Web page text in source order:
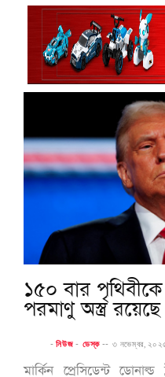
১৫০ বার
পরমাণু অস্ত্র রয়েছে
-নিউজ - ডেস্ক -- ৩ নভেম্বর,
মার্কিন প্রেসিডেন্ট